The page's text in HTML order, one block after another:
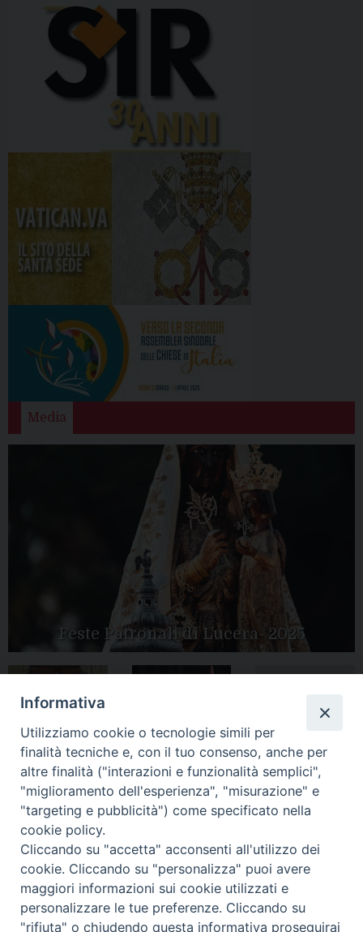
Media
Feste Patronali di Lucera- 2025
Apertura Anno
Giubilare 2025
Mariae in Diocesi
Tutte le gallery
CONTATTI:
LUCERA: Piazza Duomo, 13 - 71036 Lucera (FG) − tel.
0881/520882 - e-mail: info@diocesiluceratroia.it
Segreteria del
Vescovo: tel/fax 0881/522244 - e-mail:
vescovo@diocesiluceratroia.it
TROIA : Piazza Episcopio - 71029 Troia (FG) − tel. 0881/977051
Informativa
Utilizziamo cookie o tecnologie simili per
finalità tecniche e, con il tuo consenso, anche per
altre finalità ("interazioni e funzionalità semplici",
"miglioramento dell'esperienza", "misurazione" e
"targeting e pubblicità") come specificato nella
cookie policy.
Cliccando su "accetta" acconsenti all'utilizzo dei
cookie. Cliccando su "personalizza" puoi avere
maggiori informazioni sui cookie utilizzati e
personalizzare le tue preferenze. Cliccando su
"rifiuta" o chiudendo questa informativa proseguirai